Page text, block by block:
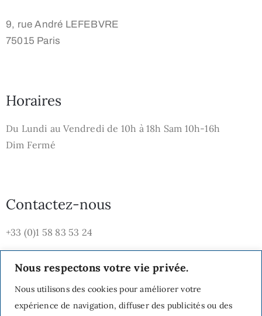
Nous respectons votre vie privée.
Nous utilisons des cookies pour améliorer votre
expérience de navigation, diffuser des publicités ou des
9, rue André LEFEBVRE
75015 Paris
Horaires
Du Lundi au Vendredi de 10h à 18h Sam 10h-16h
Dim Fermé
Contactez-nous
+33 (0)1 58 83 53 24